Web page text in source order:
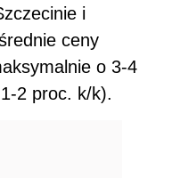
i
ceny
o 3-4
2 proc. k/k).